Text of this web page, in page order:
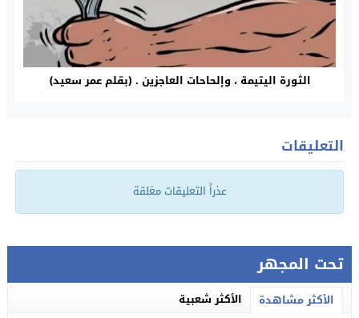
الثورة اليتيمة ، وإلحاحات العاجزين . (بقلم عمر سعيد)
التعليقات
عذراً التعليقات مغلقة
تحت المجهر
الأكثر مشاهدة الأكثر شعبية